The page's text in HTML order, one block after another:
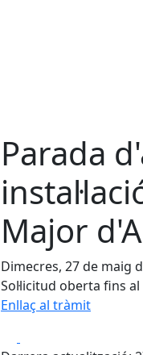
Parada
Major
Dimecres, 27 de maig
Sol·licitud oberta fins
Enllaç al tràmit